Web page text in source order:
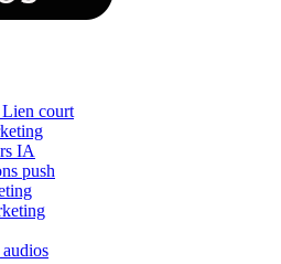
court
IA
push